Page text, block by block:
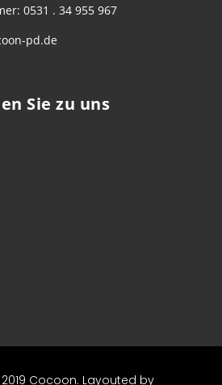
0531 . 34 955 967
pd.de
Sie zu uns
Cocoon. Layouted by